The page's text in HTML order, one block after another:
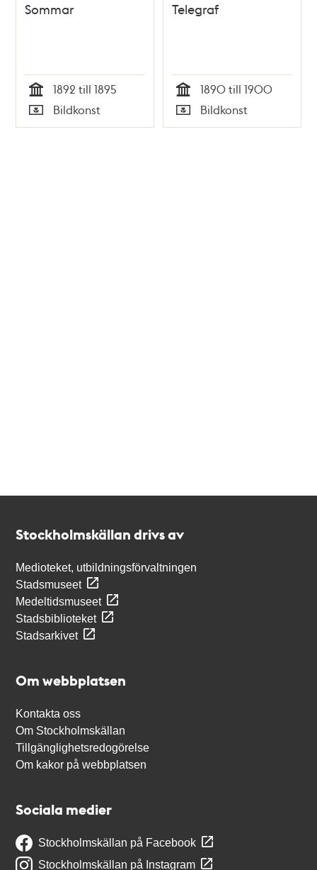
Sommar
Tid
1892 till 1895
Typ
Bildkonst
Telegraf
Tid
1890 till 1900
Typ
Bildkonst
Stockholmskällan drivs av
Medioteket, utbildningsförvaltningen
Stadsmuseet
Medeltidsmuseet
Stadsbiblioteket
Stadsarkivet
Om webbplatsen
Kontakta oss
Om Stockholmskällan
Tillgänglighetsredogörelse
Om kakor på webbplatsen
Sociala medier
Stockholmskällan på Facebook
Stockholmskällan på Instagram